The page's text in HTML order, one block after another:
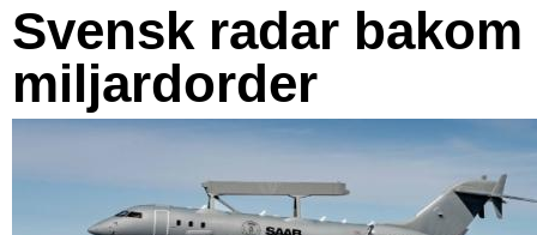
Svensk radar bakom
miljardorder